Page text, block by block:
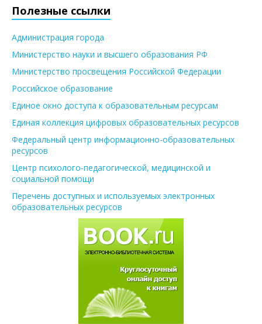
Полезные ссылки
Администрация города
Министерство науки и высшего образования РФ
Министерство просвещения Российской Федерации
Российское образование
Единое окно доступа к образовательным ресурсам
Единая коллекция цифровых образовательных ресурсов
Федеральный центр информационно-образовательных
ресурсов
Центр психолого-педагогической, медицинской и
социальной помощи
Перечень доступных и используемых электронных
образовательных ресурсов